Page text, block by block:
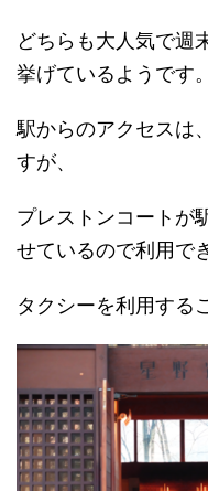
どちらも大人気で週
挙げているようです。
駅からのアクセスは、
すが、
プレストンコートが
せているので利用で
タクシーを利用する